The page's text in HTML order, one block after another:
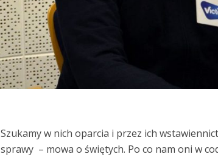
Szukamy w nich oparcia i przez ich
sprawy – mowa o świętych. Po co nam oni w